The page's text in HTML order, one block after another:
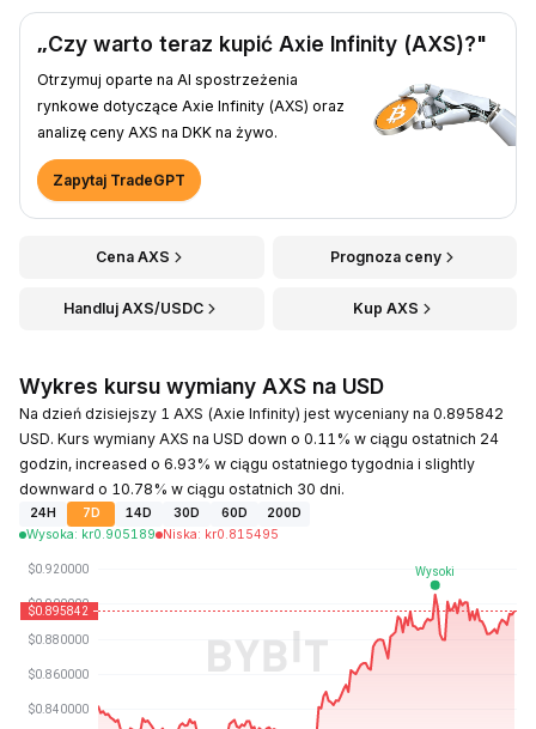
„Czy warto teraz kupić Axie Infinity (AXS)?"
Otrzymuj oparte na AI spostrzeżenia
rynkowe dotyczące Axie Infinity (AXS) oraz
analizę ceny AXS na DKK na żywo.
Zapytaj TradeGPT
Cena AXS Prognoza ceny
Handluj AXS/USDC Kup AXS
Wykres kursu wymiany AXS na USD
Na dzień dzisiejszy 1 AXS (Axie Infinity) jest wyceniany na 0.895842
USD. Kurs wymiany AXS na USD down o 0.11% w ciągu ostatnich 24
godzin, increased o 6.93% w ciągu ostatniego tygodnia i slightly
downward o 10.78% w ciągu ostatnich 30 dni.
24H 7D 14D 30D 60D
200D
Wysoka: kr0.905189 Niska: kr0.815495